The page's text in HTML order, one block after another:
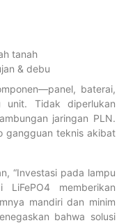
tanah
& debu
baterai,
unit. Tidak diperlukan
jaringan PLN.
gangguan teknis akibat
“Investasi pada lampu
memberikan
mandiri dan minim
bahwa solusi